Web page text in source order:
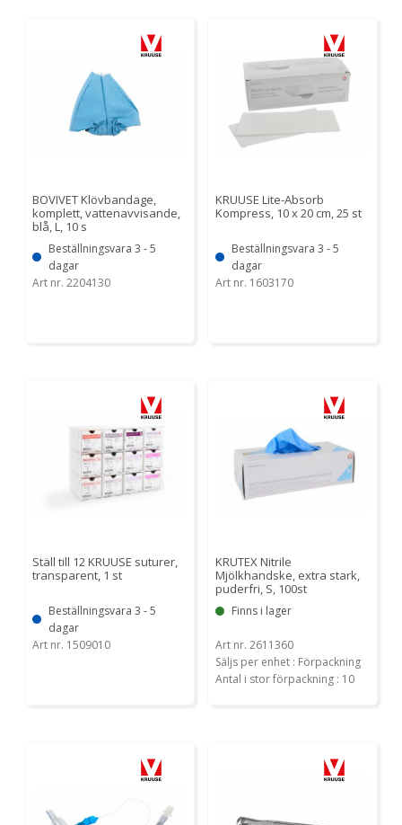
BOVIVET Klövbandage,
komplett, vattenavvisande,
blå, L, 10 s
Beställningsvara 3 - 5
dagar
Art nr. 2204130
KRUUSE Lite-Absorb
Kompress, 10 x 20 cm, 25 st
Beställningsvara 3 - 5
dagar
Art nr. 1603170
Ställ till 12 KRUUSE suturer,
transparent, 1 st
Beställningsvara 3 - 5
dagar
Art nr. 1509010
KRUTEX Nitrile
Mjölkhandske, extra stark,
puderfri, S, 100st
Finns i lager
Art nr. 2611360
Säljs per enhet : Förpackning
Antal i stor förpackning : 10